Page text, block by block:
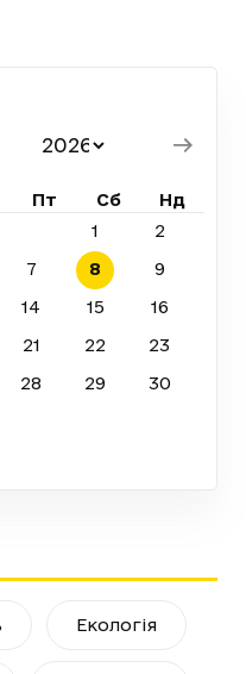
Пт Сб
Нд
1
2
7 8
9
14 15
16
21 22
23
28 29
30
Екологія